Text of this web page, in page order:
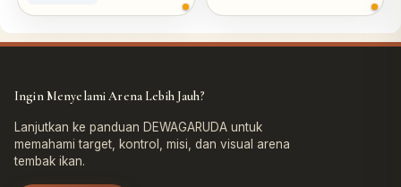
Ingin Menyelami Arena Lebih Jauh?
Lanjutkan ke panduan DEWAGARUDA untuk
memahami target, kontrol, misi, dan visual arena
tembak ikan.